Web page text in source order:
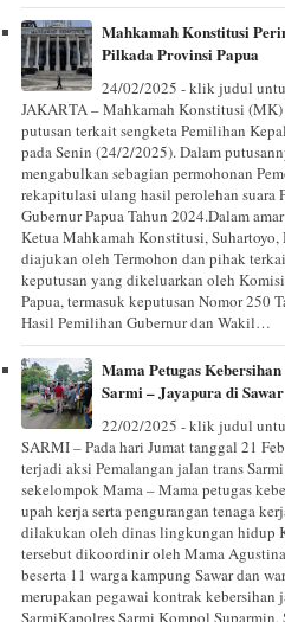
Mahkamah Konstitusi
Pilkada Provinsi Papua
24/02/2025 - klik judul
JAKARTA – Mahkamah Konstitusi
putusan terkait sengketa Pemilihan
pada Senin (24/2/2025). Dalam
mengabulkan sebagian permohonan
rekapitulasi ulang hasil perolehan suara
Gubernur Papua Tahun 2024.Dalam
Ketua Mahkamah Konstitusi,
diajukan oleh Termohon dan pihak
keputusan yang dikeluarkan oleh
Papua, termasuk keputusan Nomor 250
Hasil Pemilihan Gubernur dan Wakil…
Mama Petugas
Sarmi – Jayapura di Sawar
22/02/2025 - klik judul
SARMI – Pada hari Jumat tanggal 21
terjadi aksi Pemalangan jalan trans
sekelompok Mama – Mama petugas
upah kerja serta pengurangan tenaga
dilakukan oleh dinas lingkungan hidup
tersebut dikoordinir oleh Mama
beserta 11 warga kampung Sawar dan
merupakan pegawai kontrak
SarmiKapolres Sarmi Kompol